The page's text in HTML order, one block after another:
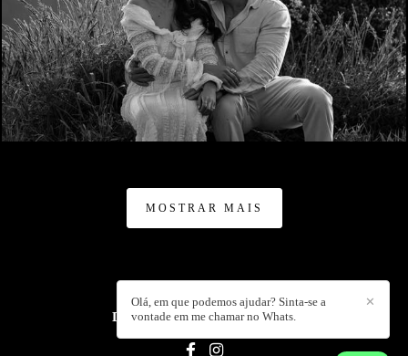
364
MOSTRAR MAIS
DANIEL ISOLDI/CONTATO
✕
Olá, em que podemos ajudar? Sinta-se a
vontade em me chamar no Whats.